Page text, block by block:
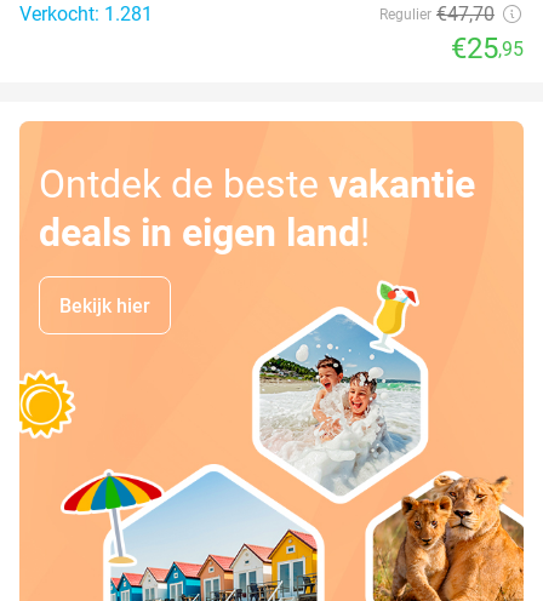
Verkocht: 1.281
Regulier €47,70
€25,95
Ontdek de beste vakantie
deals in eigen land!
Bekijk hier